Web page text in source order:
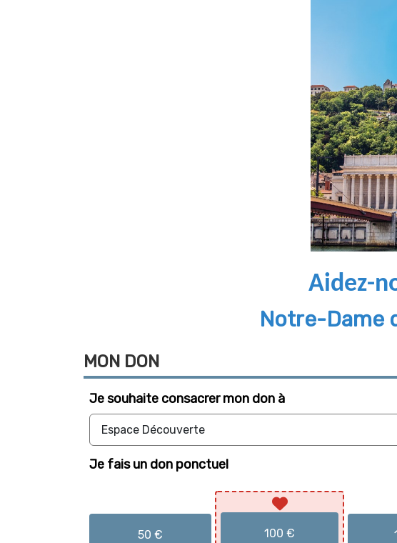
Aidez-n
Notre-Dame
MON DON
Je souhaite consacrer mon don à
Je fais un don ponctuel
50 € 100 €